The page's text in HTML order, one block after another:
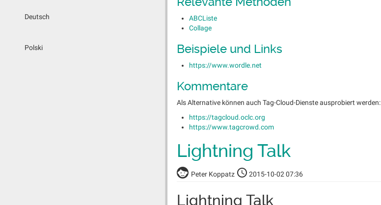
Deutsch
Polski
ABCListe
Collage
Beispiele und Links
https://www.wordle.net
Kommentare
Als Alternative können auch Tag-Cloud-Dienste ausprobiert werden:
https://tagcloud.oclc.org
https://www.tagcrowd.com
Lightning Talk
Peter Koppatz 2015-10-02 07:36
Lightning Talk